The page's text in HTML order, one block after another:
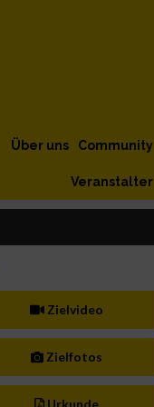
Community
Über uns
Veranstalter
Zielvideo
Zielfotos
Urkunde